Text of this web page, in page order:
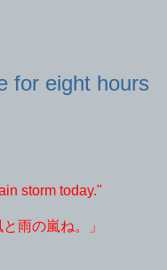
for eight hours
storm today."
雨の嵐ね。」